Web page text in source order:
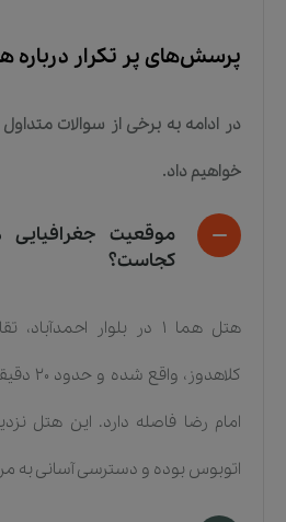
پرسش‌های پر تکرار درباره
در ادامه به برخی از سوالات متداول
خواهیم داد.
کجاست؟
هتل هما ۱ در بلوار
امام رضا فاصله دارد. این هتل
اتوبوس بوده و دسترسی آسانی به